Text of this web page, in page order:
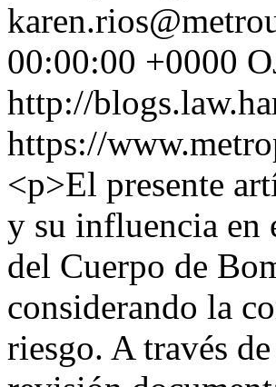
00:00:00 +0000
http://
https://
<p>El presente
y su influencia en
del Cuerpo de
considerando la
riesgo. A través